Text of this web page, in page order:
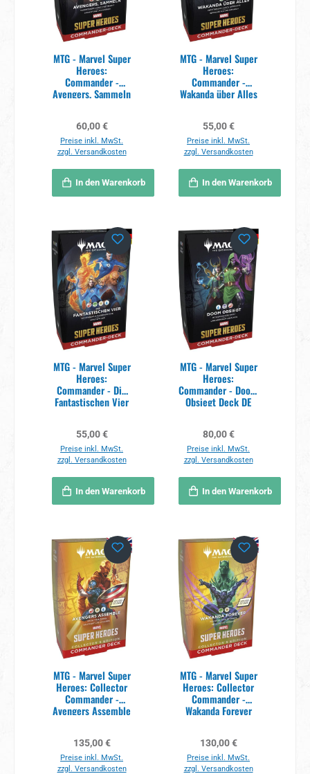
MTG - Marvel Super
Heroes:
Commander -
Avengers, Sammeln
Regulärer Preis:
60,00 €
Preise inkl. MwSt.
zzgl. Versandkosten
In den Warenkorb
MTG - Marvel Super
Heroes:
Commander -
Wakanda über Alles
Regulärer Preis:
55,00 €
Preise inkl. MwSt.
zzgl. Versandkosten
In den Warenkorb
MTG - Marvel Super
Heroes:
Commander - Die
Fantastischen Vier
Regulärer Preis:
55,00 €
Preise inkl. MwSt.
zzgl. Versandkosten
In den Warenkorb
MTG - Marvel Super
Heroes:
Commander - Doom
Obsiegt Deck DE
Regulärer Preis:
80,00 €
Preise inkl. MwSt.
zzgl. Versandkosten
In den Warenkorb
MTG - Marvel Super
Heroes: Collector
Commander -
Avengers Assemble
Regulärer Preis:
135,00 €
Preise inkl. MwSt.
zzgl. Versandkosten
MTG - Marvel Super
Heroes: Collector
Commander -
Wakanda Forever
Regulärer Preis:
130,00 €
Preise inkl. MwSt.
zzgl. Versandkosten